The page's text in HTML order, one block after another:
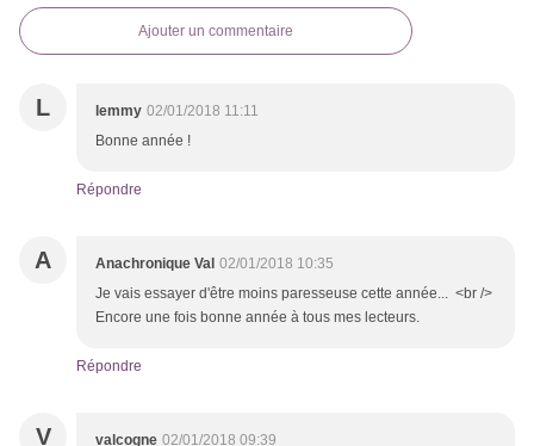
Ajouter un commentaire
L lemmy 02/01/2018 11:11
Bonne année !
Répondre
A Anachronique Val 02/01/2018 10:35
Je vais essayer d'être moins paresseuse cette année... <br />
Encore une fois bonne année à tous mes lecteurs.
Répondre
V valcogne 02/01/2018 09:39